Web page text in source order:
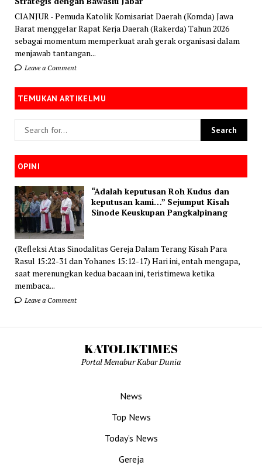
CIANJUR - Pemuda Katolik Komisariat Daerah (Komda) Jawa
Barat menggelar Rapat Kerja Daerah (Rakerda) Tahun 2026
sebagai momentum memperkuat arah gerak organisasi dalam
menjawab tantangan...
Leave a Comment
TEMUKAN ARTIKELMU
OPINI
“Adalah keputusan Roh Kudus dan
keputusan kami…” Sejumput Kisah
Sinode Keuskupan Pangkalpinang
(Refleksi Atas Sinodalitas Gereja Dalam Terang Kisah Para
Rasul 15:22-31 dan Yohanes 15:12-17) Hari ini, entah mengapa,
saat merenungkan kedua bacaan ini, teristimewa ketika
membaca...
Leave a Comment
KATOLIKTIMES
Portal Menabur Kabar Dunia
News
Top News
Today’s News
Gereja